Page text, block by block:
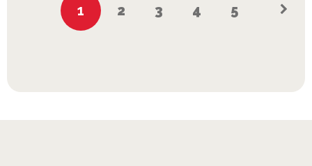
U
1 Pagina
2 Pagina
3 Pagina
4 Pagina
5